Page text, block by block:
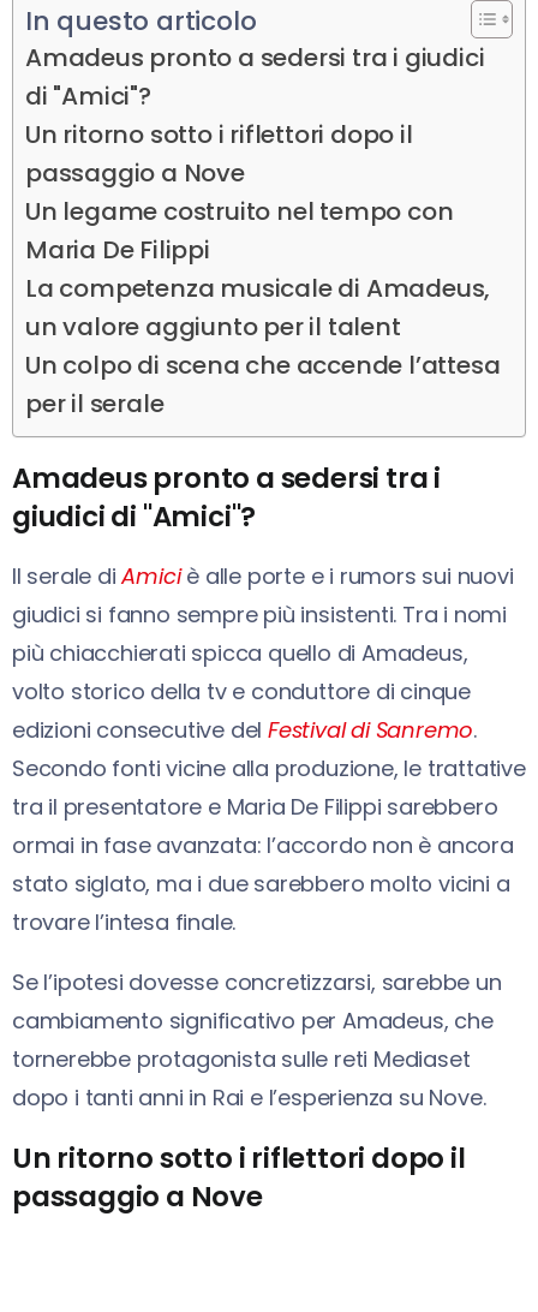
In questo articolo
Amadeus pronto a sedersi tra i giudici
di "Amici"?
Un ritorno sotto i riflettori dopo il
passaggio a Nove
Un legame costruito nel tempo con
Maria De Filippi
La competenza musicale di Amadeus,
un valore aggiunto per il talent
Un colpo di scena che accende l’attesa
per il serale
Amadeus pronto a sedersi tra i
giudici di "Amici"?
Il serale diAmici è alle porte e i rumors sui nuovi
giudici si fanno sempre più insistenti. Tra i nomi
più chiacchierati spicca quello di Amadeus,
volto storico della tv e conduttore di cinque
edizioni consecutive delFestival di Sanremo.
Secondo fonti vicine alla produzione, le trattative
tra il presentatore e Maria De Filippi sarebbero
ormai in fase avanzata: l’accordo non è ancora
stato siglato, ma i due sarebbero molto vicini a
trovare l’intesa finale.
Se l’ipotesi dovesse concretizzarsi, sarebbe un
cambiamento significativo per Amadeus, che
tornerebbe protagonista sulle reti Mediaset
dopo i tanti anni in Rai e l’esperienza su Nove.
Un ritorno sotto i riflettori dopo il
passaggio a Nove